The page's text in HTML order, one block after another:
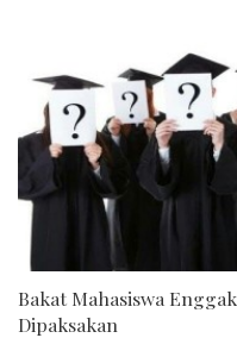
Bakat Mahasiswa
Dipaksakan